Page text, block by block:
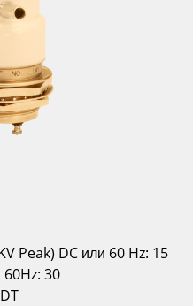
Peak) DC или 60 Hz: 15
60Hz: 30